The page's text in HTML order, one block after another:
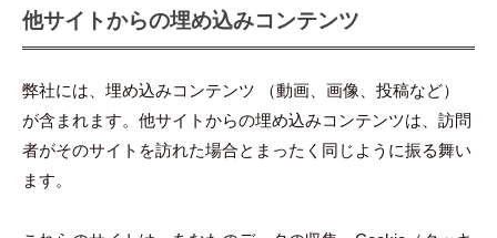
他サイトからの埋め込みコンテンツ
弊社には、埋め込みコンテンツ （動画、画像、投稿など）
が含まれます。他サイトからの埋め込みコンテンツは、訪問
者がそのサイトを訪れた場合とまったく同じように振る舞い
ます。